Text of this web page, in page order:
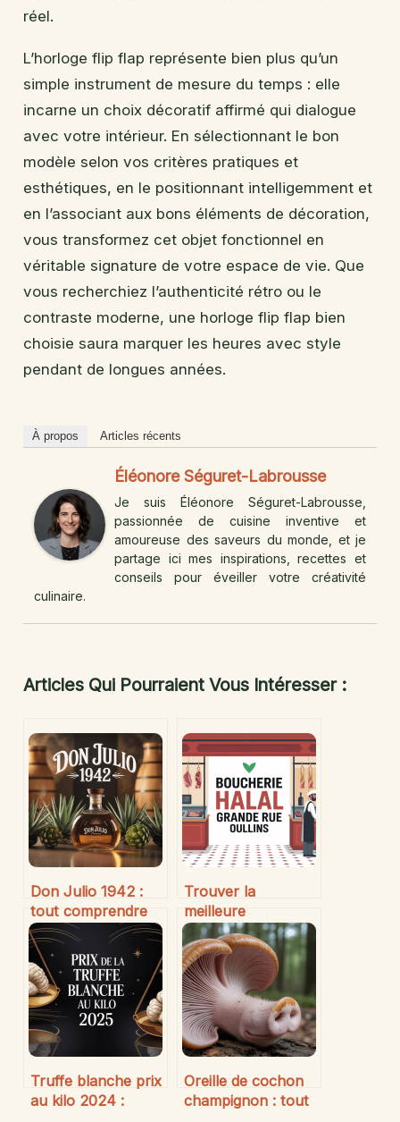
réel.
L’horloge flip flap représente bien plus qu’un
simple instrument de mesure du temps : elle
incarne un choix décoratif affirmé qui dialogue
avec votre intérieur. En sélectionnant le bon
modèle selon vos critères pratiques et
esthétiques, en le positionnant intelligemment et
en l’associant aux bons éléments de décoration,
vous transformez cet objet fonctionnel en
véritable signature de votre espace de vie. Que
vous recherchiez l’authenticité rétro ou le
contraste moderne, une horloge flip flap bien
choisie saura marquer les heures avec style
pendant de longues années.
À propos Articles récents
Éléonore Séguret-Labrousse
Je suis Éléonore Séguret-Labrousse,
passionnée de cuisine inventive et
amoureuse des saveurs du monde, et je
partage ici mes inspirations, recettes et
conseils pour éveiller votre créativité
culinaire.
Articles Qui Pourraient Vous Intéresser :
Don Julio 1942 :
tout comprendre
sur cette tequila
d’exception
Trouver la
meilleure
boucherie halal
Grande Rue
d’Oullins : conseils
et bonnes adresses
Truffe blanche prix
au kilo 2024 :
Oreille de cochon
champignon : tout